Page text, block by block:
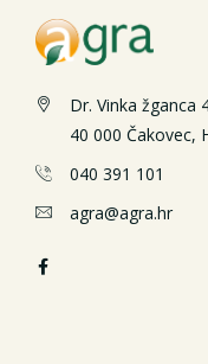
Dr. Vinka žganca
40 000 Čakovec,
040 391 101
agra@agra.hr